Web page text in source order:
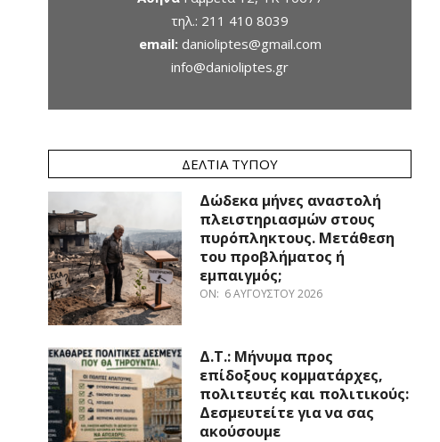
τηλ.: 211 410 8039
email: danioliptes@gmail.com
info@danioliptes.gr
ΔΕΛΤΊΑ ΤΎΠΟΥ
Δώδεκα μήνες αναστολή
πλειστηριασμών στους
πυρόπληκτους. Μετάθεση
του προβλήματος ή
εμπαιγμός;
ON: 6 ΑΥΓΟΎΣΤΟΥ 2026
Δ.Τ.: Μήνυμα προς
επίδοξους κομματάρχες,
πολιτευτές και πολιτικούς:
Δεσμευτείτε για να σας
ακούσουμε